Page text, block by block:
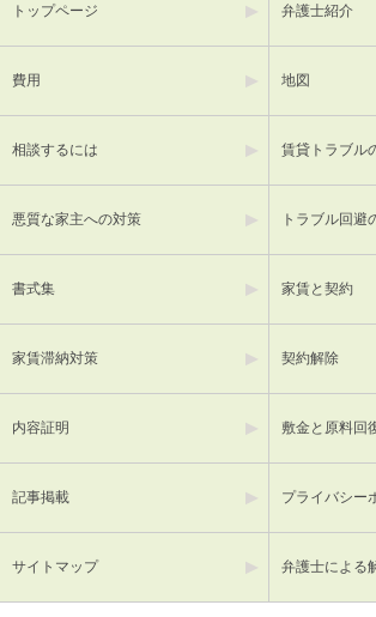
トップページ 弁護士紹介
費用 地図
相談するには 賃貸トラブル
悪質な家主への対策 トラブル回避
書式集 家賃と契約
家賃滞納対策 契約解除
内容証明 敷金と原料回
記事掲載 プライバシー
サイトマップ 弁護士による